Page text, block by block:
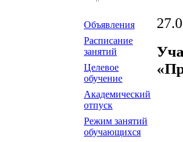
Объявления
Расписание
занятий
Целевое
обучение
Академический
отпуск
Режим занятий
обучающихся